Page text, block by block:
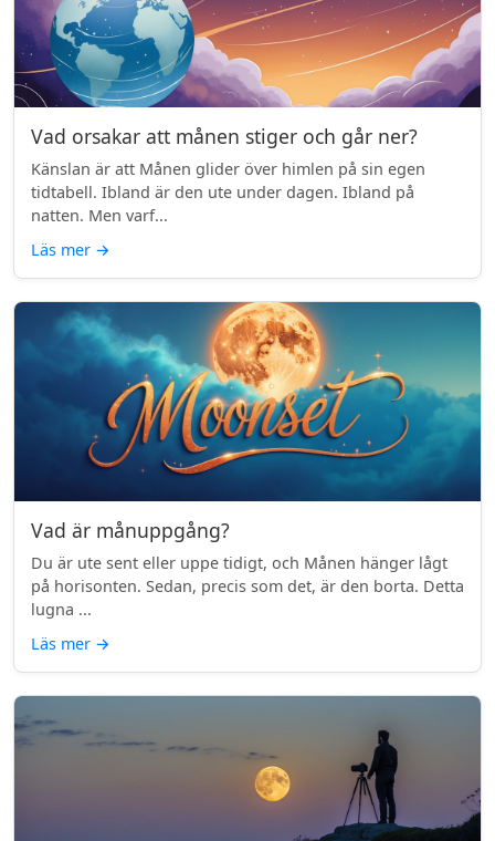
Vad orsakar att månen stiger och går ner?
Känslan är att Månen glider över himlen på sin egen
tidtabell. Ibland är den ute under dagen. Ibland på
natten. Men varf...
Läs mer →
Vad är månuppgång?
Du är ute sent eller uppe tidigt, och Månen hänger lågt
på horisonten. Sedan, precis som det, är den borta. Detta
lugna ...
Läs mer →